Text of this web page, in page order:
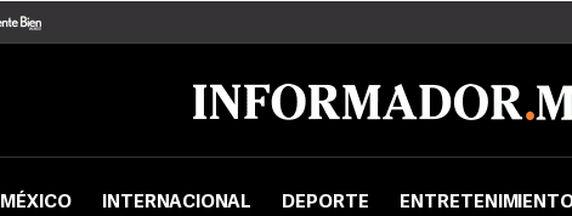
MÉXICO INTERNACIONAL DEPORTE